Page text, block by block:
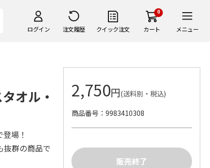
ログイン 注文履歴 クイック注文
0
カート メニュー
オル・
場！
抜群の商品で
2,750円(送料別・税込)
商品番号
9983410308